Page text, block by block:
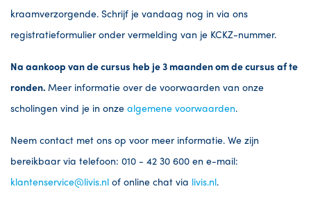
kraamverzorgende. Schrijf je vandaag nog in via ons
registratieformulier onder vermelding van je KCKZ-nummer.
Na aankoop van de cursus heb je 3 maanden om de cursus af te
ronden. Meer informatie over de voorwaarden van onze
scholingen vind je in onze algemene voorwaarden.
Neem contact met ons op voor meer informatie. We zijn
bereikbaar via telefoon: 010 - 42 30 600 en e-mail:
klantenservice@livis.nl of online chat via livis.nl.